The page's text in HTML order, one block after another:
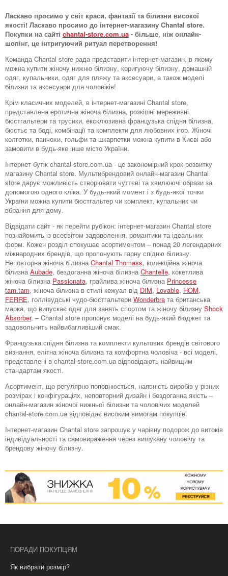
Ласкаво просимо у світ краси, фантазії та білизни високої
якості! Ласкаво просимо до інтернет-магазину Chantal store.
Покупки на сайті chantal-store.com.ua - більше, ніж онлайн-
шопінг, це інтригуючий ритуал перетворення!
Команда Chantal store рада представити інтернет-магазин, в якому
можна купити жіночу нижню білизну, коригуючу білизну, домашній
одяг, купальники, одяг для пляжу та аксесуари, а також моделі
білизни та аксесуари для чоловіків!
Крім класичних моделей, в інтернет-магазині Chantal store,
представлена ​​еротична жіноча білизна, розкішні мереживні
бюстгальтери та трусики, ексклюзивна французька спідня білизна,
бюстьє та боді, комбінації та комплекти для любовних ігор. Жіночі
колготки, панчохи, гольфи та шкарпетки можна купити в Києві або
замовити в будь-яке інше місто України.
Інтернет-бутік chantal-store.com.ua - це закономірний крок розвитку
магазину Chantal store. Мультибрендовий онлайн-магазин Chantal
store дарує можливість створювати чуттєві та хвилюючі образи за
допомогою одного кліка. У будь-який момент і з будь-якої точки
України можна купити бюстгальтер чи комплект, купальник чи
вбрання для дому.
Відвідати сайт - як перейти рубікон: інтернет-магазин Chantal store
познайомить із всесвітом задоволення, романтики та ідеальних
форм. Кожен розділ спокушає асортиментом – понад 20 легендарних
міжнародних брендів, що пропонують гарну спідню білизну.
Неповторна жіноча білизна Chantal Thomass, колекційна жіноча
білизна Aubade, бездоганна жіноча білизна Chantelle, кокетлива
жіноча білизна Passionata, грайлива жіноча білизна Princesse
tam.tam, жіноча білизна в стилі кежуал від DIM, Lovable, HOM,
FERRE, голлівудські чудо-бюстгальтери Wonderbra та британська
марка, що випускає одяг для занять спортом та жіночу білизну Shock
Absorber, – Chantal store пропонує моделі на будь-який бюджет та
задовольнить найвибагливіший смак.
Французька спідня білизна та комплекти культових брендів світового
визнання, елітна жіноча білизна та комфортна чоловіча - всі моделі,
представлені в chantal-store.com.ua відповідають найвищим
стандартам якості.
Асортимент, що регулярно поповнюється, наявність виробів у різних
розмірах і конфігураціях, неповторний дизайн і бездоганна якість –
онлайн-магазин жіночої нижньої білизни та чоловічих моделей
chantal-store.com.ua відповідає високим вимогам покупців.
Інтернет-магазин Chantal store запрошує у чарівну подорож до витоків
індивідуальності та самовираження через вишукану чоловічу та
брендову жіночу білизну.
ПОРАДИ ПОКУПЦЯМ
Як вибрати розмір?